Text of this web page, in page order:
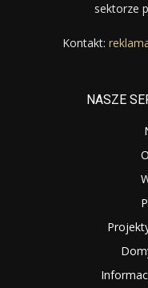
sektorze
Kontakt:
NASZE